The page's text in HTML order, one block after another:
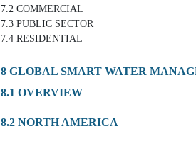
7.2 COMMERCIAL
7.3 PUBLIC SECTOR
7.4 RESIDENTIAL
8 GLOBAL SMART WATER
8.1 OVERVIEW
8.2 NORTH AMERICA